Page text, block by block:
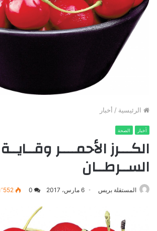
الرئيسية / أخبار
أخبار الصحة
الكـــرز الأحمــــر
الســرطــان
المستقلة بريس 6 مارس، 2017 0